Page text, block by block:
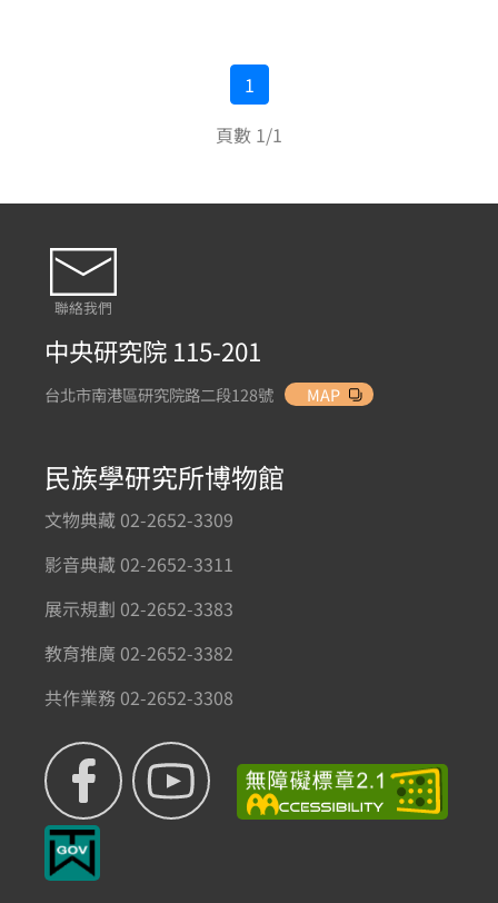
1
頁數 1/1
聯絡我們
中央研究院 115-201
台北市南港區研究院路二段128號 MAP
民族學研究所博物館
文物典藏 02-2652-3309
影音典藏 02-2652-3311
展示規劃 02-2652-3383
教育推廣 02-2652-3382
共作業務 02-2652-3308